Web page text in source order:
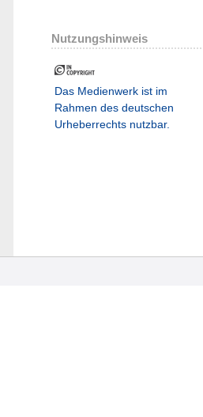
Nutzungshinweis
Das Medienwerk ist im
Rahmen des deutschen
Urheberrechts nutzbar.